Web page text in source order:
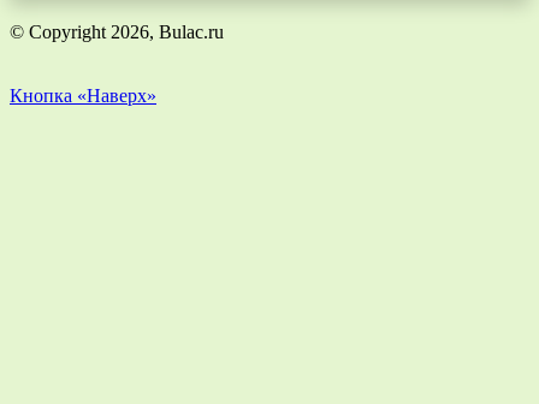
© Copyright 2026, Bulac.ru
Кнопка «Наверх»